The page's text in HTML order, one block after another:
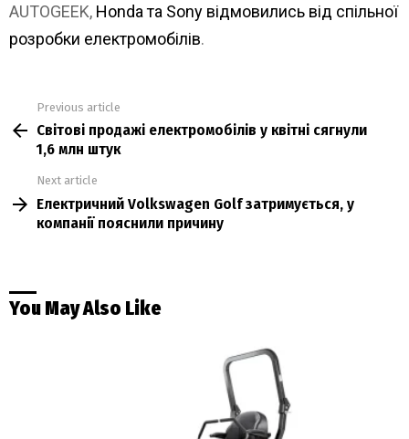
AUTOGEEK, Honda та Sony відмовились від спільної
розробки електромобілів.
more
Previous article
Світові продажі електромобілів у квітні сягнули
1,6 млн штук
Next article
Електричний Volkswagen Golf затримується, у
компанії пояснили причину
You May Also Like